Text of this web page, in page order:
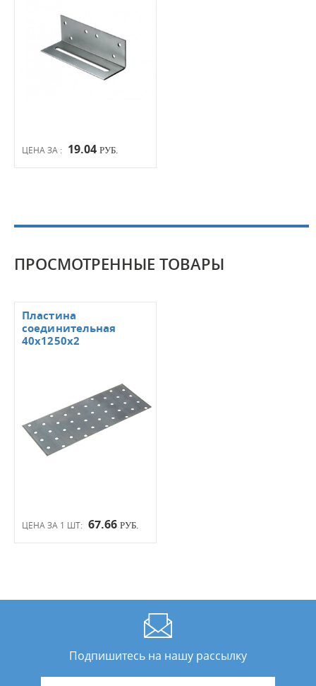
ЦЕНА ЗА : 19.04 РУБ.
ПРОСМОТРЕННЫЕ ТОВАРЫ
ЦЕНА ЗА 1 ШТ: 67.66 РУБ.
Пластина
соединительная
40х1250х2
Подпишитесь на нашу рассылку